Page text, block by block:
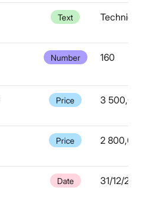
Text
Number 160
Price 3 500,00
Price 2 800,00
Date 31/12/